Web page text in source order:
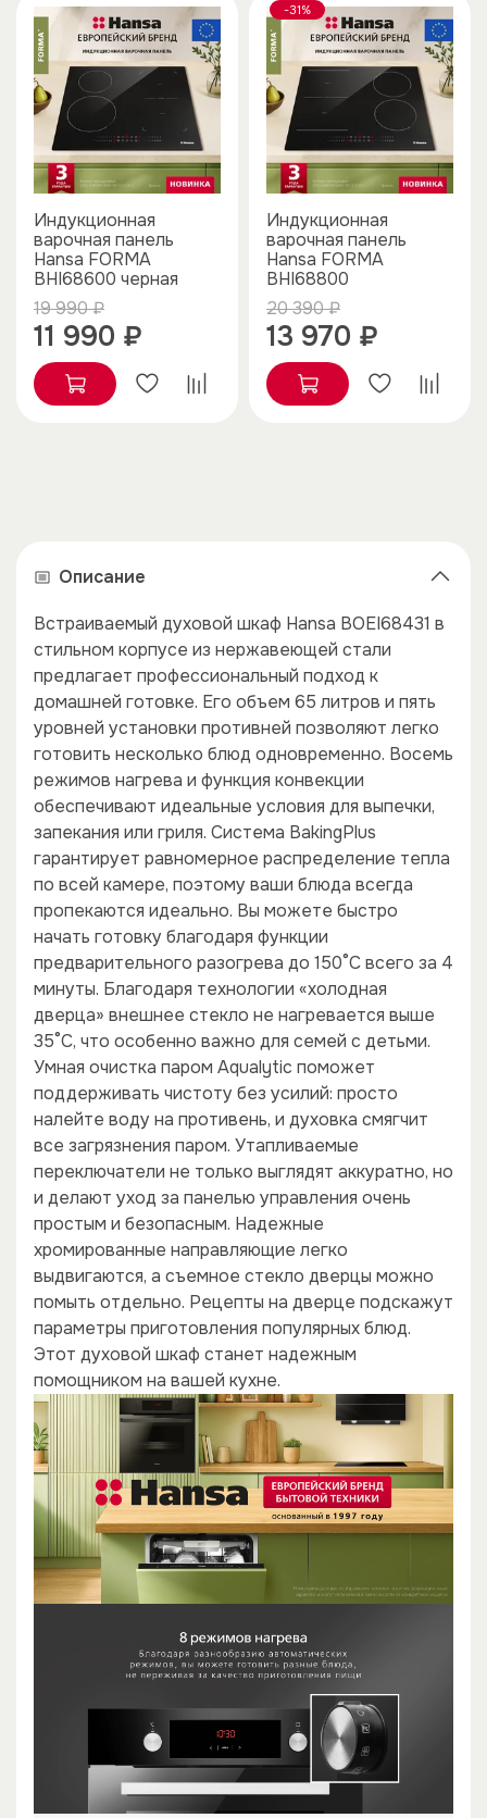
Индукционная
варочная панель
Hansa FORMA
BHI68600 черная
19 990 ₽
11 990 ₽
-31%
Индукционная
варочная панель
Hansa FORMA
BHI68800
20 390 ₽
13 970 ₽
Описание
Встраиваемый духовой шкаф Hansa BOEI68431 в
стильном корпусе из нержавеющей стали
предлагает профессиональный подход к
домашней готовке. Его объем 65 литров и пять
уровней установки противней позволяют легко
готовить несколько блюд одновременно. Восемь
режимов нагрева и функция конвекции
обеспечивают идеальные условия для выпечки,
запекания или гриля. Система BakingPlus
гарантирует равномерное распределение тепла
по всей камере, поэтому ваши блюда всегда
пропекаются идеально. Вы можете быстро
начать готовку благодаря функции
предварительного разогрева до 150°C всего за 4
минуты. Благодаря технологии «холодная
дверца» внешнее стекло не нагревается выше
35°C, что особенно важно для семей с детьми.
Умная очистка паром Aqualytic поможет
поддерживать чистоту без усилий: просто
налейте воду на противень, и духовка смягчит
все загрязнения паром. Утапливаемые
переключатели не только выглядят аккуратно, но
и делают уход за панелью управления очень
простым и безопасным. Надежные
хромированные направляющие легко
выдвигаются, а съемное стекло дверцы можно
помыть отдельно. Рецепты на дверце подскажут
параметры приготовления популярных блюд.
Этот духовой шкаф станет надежным
помощником на вашей кухне.